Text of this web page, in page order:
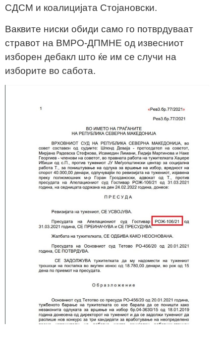
СДСМ и коалицијата Стојановски.
Ваквите ниски обиди само го потврдуваат
стравот на ВМРО-ДПМНЕ од извесниот
изборен дебакл што ќе им се случи на
изборите во сабота.